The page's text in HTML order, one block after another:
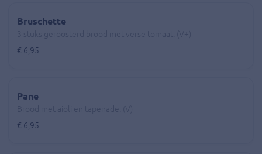
Bruschette
€ 6,95
Pane
€ 6,95